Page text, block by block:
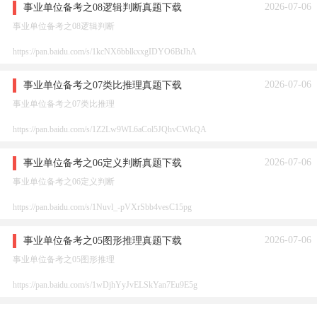
事业单位备考之08逻辑判断真题下载 2026-07-06
事业单位备考之08逻辑判断
https://pan.baidu.com/s/1kcNX6bblkxxgIDYO6BtJhA
事业单位备考之07类比推理真题下载 2026-07-06
事业单位备考之07类比推理
https://pan.baidu.com/s/1Z2Lw9WL6aCol5JQhvCWkQA
事业单位备考之06定义判断真题下载 2026-07-06
事业单位备考之06定义判断
https://pan.baidu.com/s/1Nuvl_-pVXrSbb4vesC15pg
事业单位备考之05图形推理真题下载 2026-07-06
事业单位备考之05图形推理
https://pan.baidu.com/s/1wDjhYyJvELSkYan7Eu9E5g